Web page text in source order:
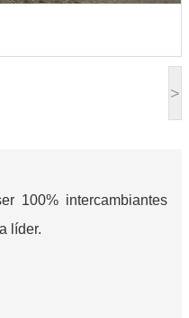
>
100% intercambiantes
líder.